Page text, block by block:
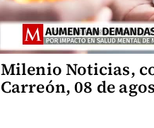
Milenio Noticias,
Carreón, 08 de